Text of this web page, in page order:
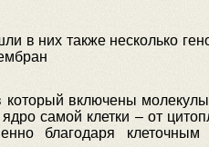
в них также несколько
включены
самой клетки – от
благодаря